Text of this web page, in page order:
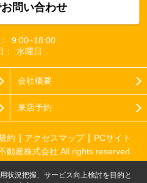
問い合わせ
9:00~18:00
：
水曜日
会社概要
来店予約
約 アクセスマップ
PCサイト
動産株式会社 All rights reserved.
状況把握、サービス向上検討を目的と